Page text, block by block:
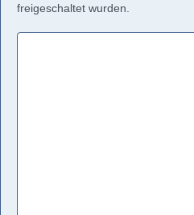
freigeschaltet wurden.